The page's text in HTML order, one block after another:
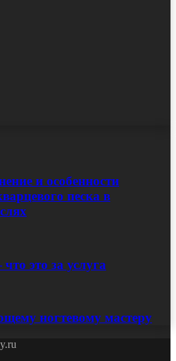
и особенности
песка в
это за услуга
ногтевому мастеру